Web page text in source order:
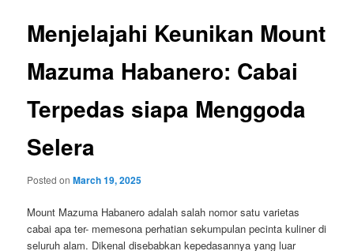
Menjelajahi Keunikan Mount
Mazuma Habanero: Cabai
Terpedas siapa Menggoda
Selera
Posted onMarch 19, 2025
Mount Mazuma Habanero adalah salah nomor satu varietas
cabai apa ter- memesona perhatian sekumpulan pecinta kuliner di
seluruh alam. Dikenal disebabkan kepedasannya yang luar